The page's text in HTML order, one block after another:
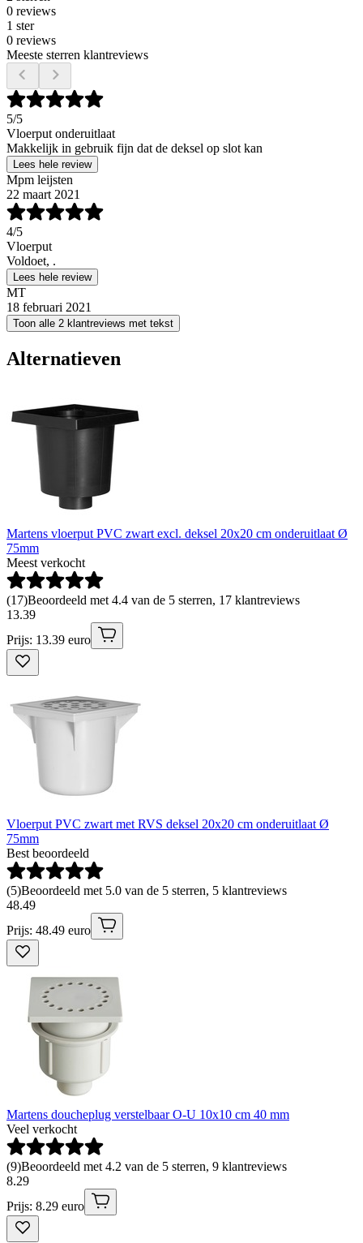
0 reviews
1 ster
0 reviews
Meeste sterren klantreviews
5/5
Vloerput onderuitlaat
Makkelijk in gebruik fijn dat de deksel op slot kan
Lees hele review
Mpm leijsten
22 maart 2021
4/5
Vloerput
Voldoet, .
Lees hele review
MT
18 februari 2021
Toon alle 2 klantreviews met tekst
Alternatieven
Martens vloerput PVC zwart excl. deksel 20x20 cm onderuitlaat Ø
75mm
Meest verkocht
(17)Beoordeeld met 4.4 van de 5 sterren, 17 klantreviews
13.39
Prijs: 13.39 euro
Vloerput PVC zwart met RVS deksel 20x20 cm onderuitlaat Ø
75mm
Best beoordeeld
(5)Beoordeeld met 5.0 van de 5 sterren, 5 klantreviews
48.49
Prijs: 48.49 euro
Martens doucheplug verstelbaar O-U 10x10 cm 40 mm
Veel verkocht
(9)Beoordeeld met 4.2 van de 5 sterren, 9 klantreviews
8.29
Prijs: 8.29 euro